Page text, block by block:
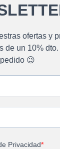
ofertas y
de un 10%
pedido 😉
Privacidad